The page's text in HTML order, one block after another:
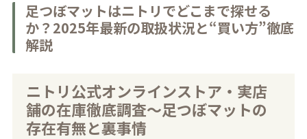
足つぼマットはニトリでどこまで探せる
か？2025年最新の取扱状況と“買い方”徹底
解説
ニトリ公式オンラインストア・実店
舗の在庫徹底調査～足つぼマットの
存在有無と裏事情